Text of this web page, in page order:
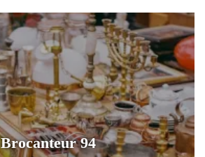
Brocanteur 94